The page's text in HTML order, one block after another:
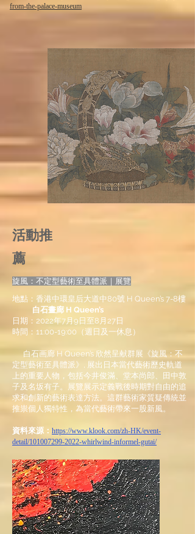
from-the-palace-museum
活動推
薦
旋風：不定型藝術至具體派｜展覽
地點：香港中環皇后大道中80號 H Queen’s 7-8樓
白石畫廊 H Queen’s
日期：2022年7月9日至8月27日
時間：11:00-19:00（週日及一休息）
白石画廊 H Queen’s 欣然呈献群展《旋風：不
定型藝術至具體派》, 展出日本當代藝術歷史軌道
上的重要人物，包括今井俊滿、堂本尚郎、田中敦
子及名坂有子。展覽展示定義戰後時期對自由的追
求和創新的藝術表達方法。這群藝術家質疑傳統並
推祟個人獨特性，為當代藝術帶來一股新風。
資料來源： https://www.klook.com/zh-HK/event-
detail/101007299-2022-whirlwind-informel-gutai/